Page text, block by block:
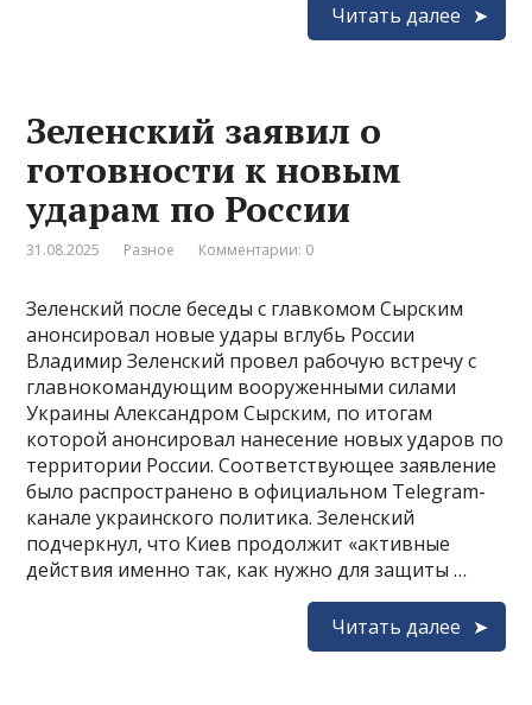
Читать далее
Зеленский заявил о
готовности к новым
ударам по России
31.08.2025 Разное Комментарии: 0
Зеленский после беседы с главкомом Сырским
анонсировал новые удары вглубь России
Владимир Зеленский провел рабочую встречу с
главнокомандующим вооруженными силами
Украины Александром Сырским, по итогам
которой анонсировал нанесение новых ударов по
территории России. Соответствующее заявление
было распространено в официальном Telegram-
канале украинского политика. Зеленский
подчеркнул, что Киев продолжит «активные
действия именно так, как нужно для защиты …
Читать далее